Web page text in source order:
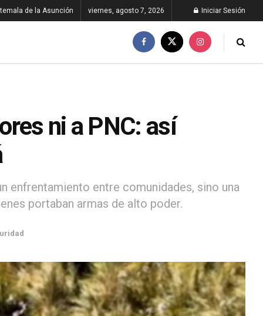
de la Asunción viernes, agosto 7, 2026 Iniciar Sesión
ni a PNC: así
enfrentamiento entre comunidades, sino una
portaban armas de alto poder.